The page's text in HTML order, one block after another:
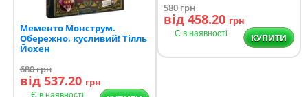
Мементо Монструм.
Обережно, кусливий! Тілль
Йохен
680грн
від 537.20 грн
Є в наявності
580грн
від 458.20 грн
Є в наявності КУПИТИ